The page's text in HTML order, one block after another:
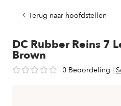
Terug naar hoofdstellen
DC Rubber Reins 7
Brown
0 Beoordeling |